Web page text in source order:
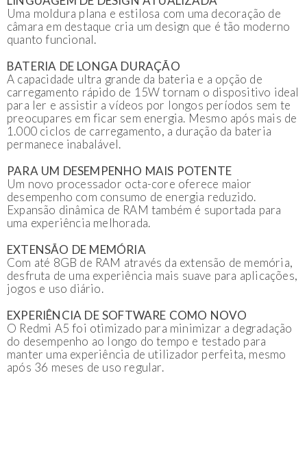
Uma moldura plana e estilosa com uma decoração de
câmara em destaque cria um design que é tão moderno
quanto funcional.
BATERIA DE LONGA DURAÇÃO
A capacidade ultra grande da bateria e a opção de
carregamento rápido de 15W tornam o dispositivo ideal
para ler e assistir a vídeos por longos períodos sem te
preocupares em ficar sem energia. Mesmo após mais de
1.000 ciclos de carregamento, a duração da bateria
permanece inabalável.
PARA UM DESEMPENHO MAIS POTENTE
Um novo processador octa-core oferece maior
desempenho com consumo de energia reduzido.
Expansão dinâmica de RAM também é suportada para
uma experiência melhorada.
EXTENSÃO DE MEMÓRIA
Com até 8GB de RAM através da extensão de memória,
desfruta de uma experiência mais suave para aplicações,
jogos e uso diário.
EXPERIÊNCIA DE SOFTWARE COMO NOVO
O Redmi A5 foi otimizado para minimizar a degradação
do desempenho ao longo do tempo e testado para
manter uma experiência de utilizador perfeita, mesmo
após 36 meses de uso regular.